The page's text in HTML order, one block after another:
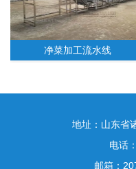
净菜加工流水线
地址：山东省
电话
邮箱：